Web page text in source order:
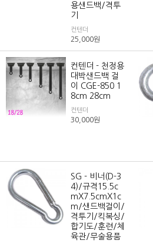
용샌드백/격투
기
컨텐더
25,000원
컨텐더 - 천정용
대박샌드백 걸
이 CGE-850 1
8cm 28cm
컨텐더
30,000원
SG - 비너(D-3
4)/규격15.5c
mX7.5cmX1c
m/샌드백걸이/
격투기/킥복싱/
합기도/훈련/체
육관/무술용품